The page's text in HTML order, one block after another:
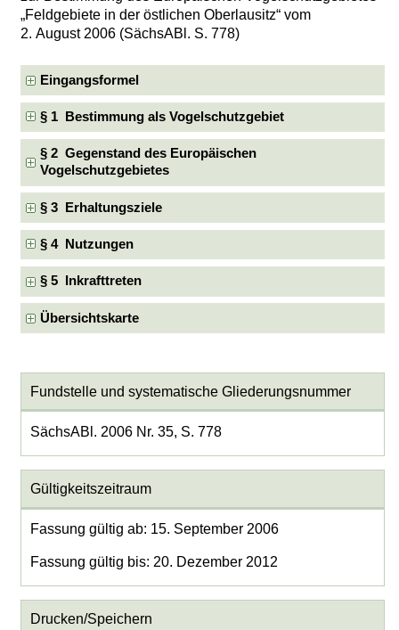
„Feldgebiete in der östlichen Oberlausitz“ vom
2. August 2006 (SächsABl. S. 778)
Eingangsformel
§ 1 Bestimmung als Vogelschutzgebiet
§ 2 Gegenstand des Europäischen
Vogelschutzgebietes
§ 3 Erhaltungsziele
§ 4 Nutzungen
§ 5 Inkrafttreten
Übersichtskarte
Fundstelle und systematische Gliederungsnummer
SächsABl. 2006 Nr. 35, S. 778
Gültigkeitszeitraum
Fassung gültig ab: 15. September 2006
Fassung gültig bis: 20. Dezember 2012
Drucken/Speichern